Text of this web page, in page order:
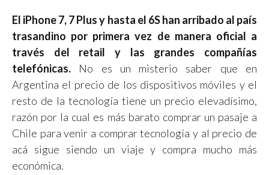
El iPhone 7, 7 Plus y hasta el 6S han arribado al país
trasandino por primera vez de manera oficial a
través del retail y las grandes compañías
telefónicas. No es un misterio saber que en
Argentina el precio de los dispositivos móviles y el
resto de la tecnología tiene un precio elevadísimo,
razón por la cual es más barato comprar un pasaje a
Chile para venir a comprar tecnología y al precio de
acá sigue siendo un viaje y compra mucho más
económica.